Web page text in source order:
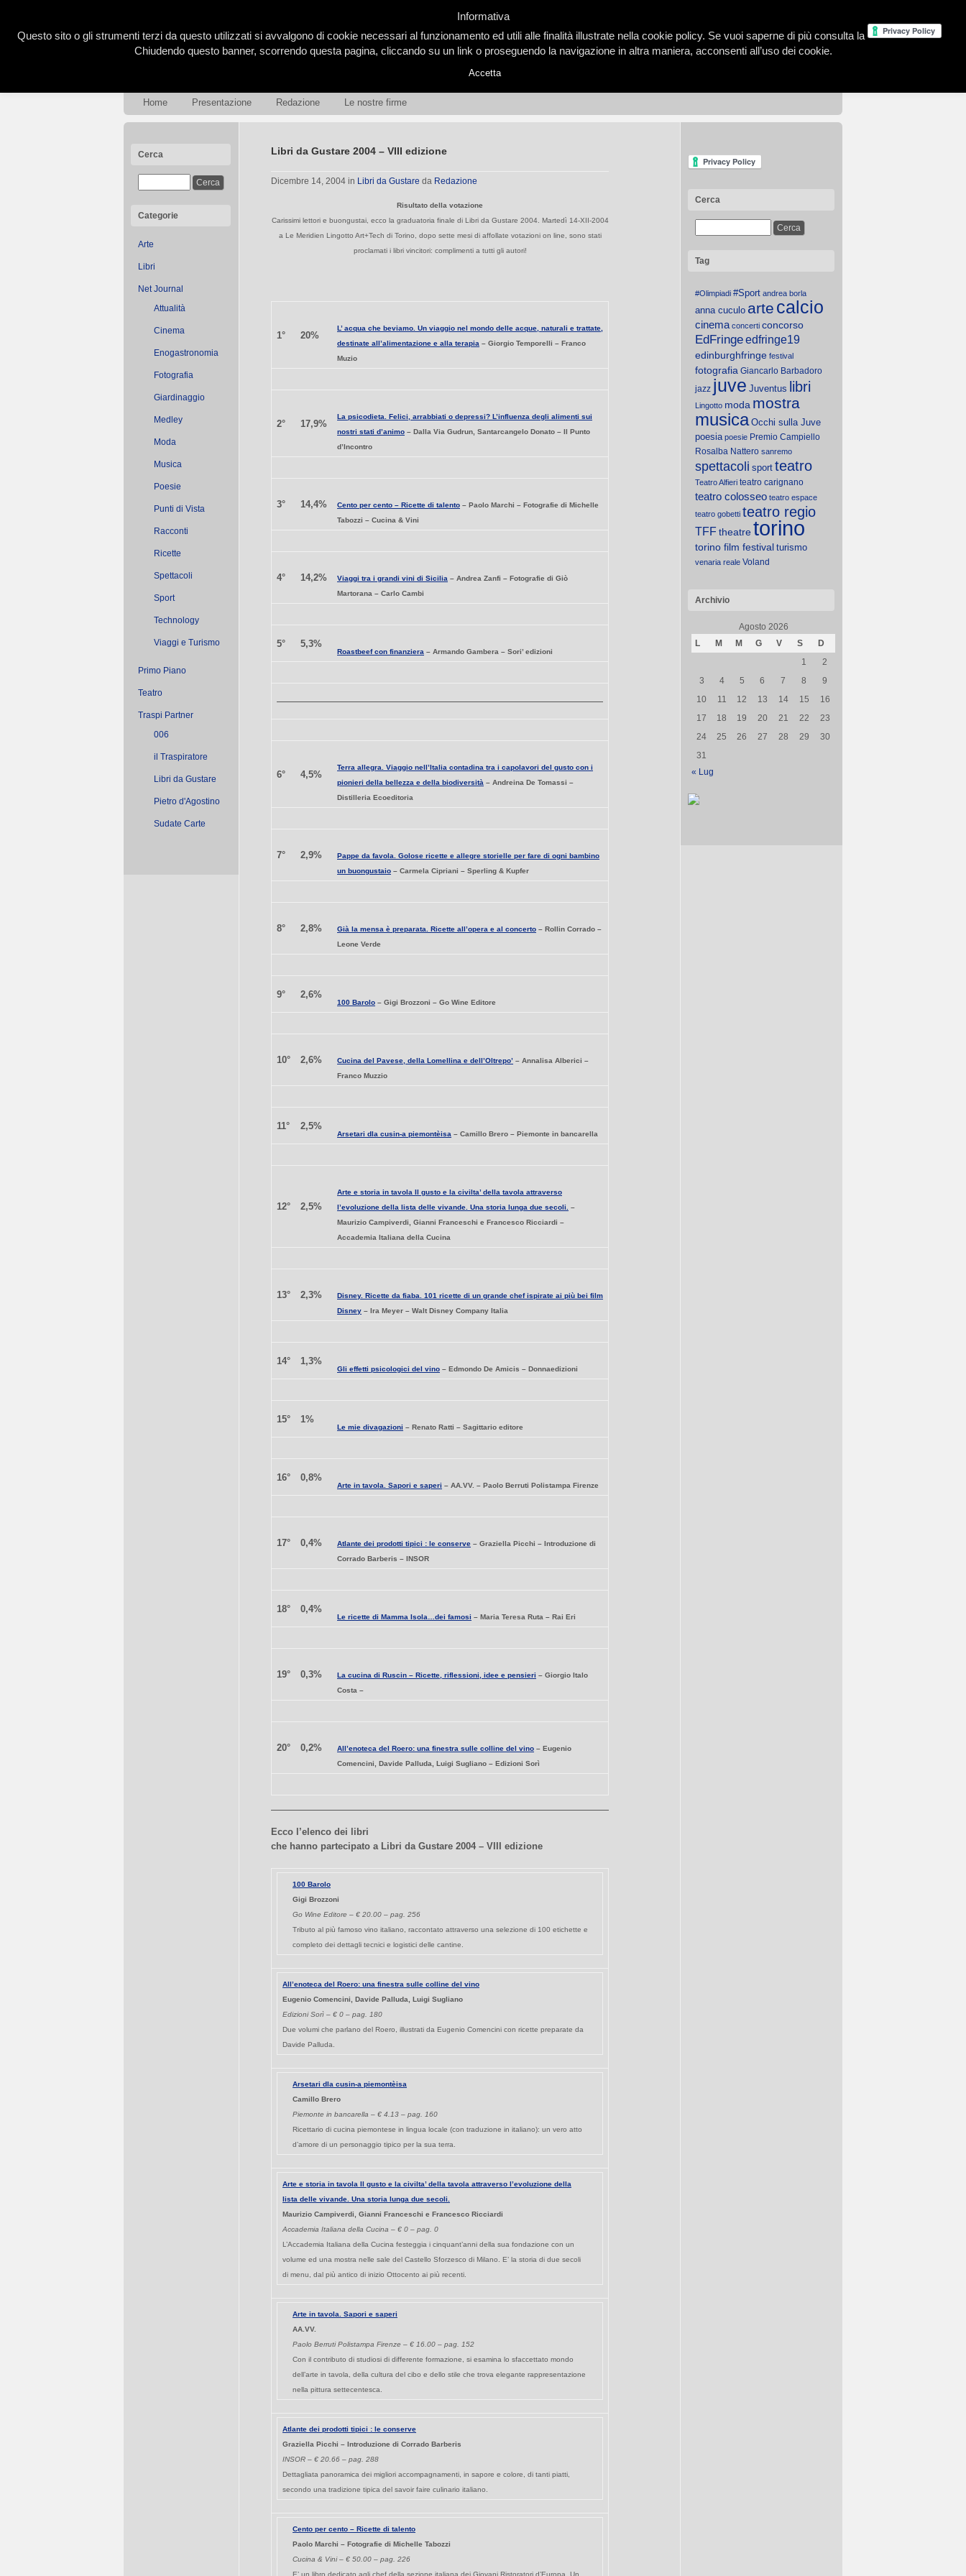
Home Presentazione Redazione Le nostre firme
Cerca
Categorie
Arte
Libri
Net Journal
Attualità
Cinema
Enogastronomia
Fotografia
Giardinaggio
Medley
Moda
Musica
Poesie
Punti di Vista
Racconti
Ricette
Spettacoli
Sport
Technology
Viaggi e Turismo
Primo Piano
Teatro
Traspi Partner
006
il Traspiratore
Libri da Gustare
Pietro d'Agostino
Sudate Carte
Libri da Gustare 2004 – VIII edizione
Dicembre 14, 2004 in Libri da Gustare da Redazione
Risultato della votazione
Carissimi lettori e buongustai, ecco la graduatoria finale di Libri da Gustare 2004. Martedì 14-XII-2004
a Le Meridien Lingotto Art+Tech di Torino, dopo sette mesi di affollate votazioni on line, sono stati
proclamati i libri vincitori: complimenti a tutti gli autori!
1° 20%
L’ acqua che beviamo. Un viaggio nel mondo delle acque, naturali e trattate,
destinate all’alimentazione e alla terapia – Giorgio Temporelli – Franco
Muzio
2° 17,9%
La psicodieta. Felici, arrabbiati o depressi? L’influenza degli alimenti sui
nostri stati d’animo – Dalla Via Gudrun, Santarcangelo Donato – Il Punto
d’Incontro
3° 14,4% Cento per cento – Ricette di talento – Paolo Marchi – Fotografie di Michelle
Tabozzi – Cucina & Vini
4° 14,2% Viaggi tra i grandi vini di Sicilia – Andrea Zanfi – Fotografie di Giò
Martorana – Carlo Cambi
5° 5,3%
Roastbeef con finanziera – Armando Gambera – Sori’ edizioni
6° 4,5%
Terra allegra. Viaggio nell’Italia contadina tra i capolavori del gusto con i
pionieri della bellezza e della biodiversità – Andreina De Tomassi –
Distilleria Ecoeditoria
7° 2,9%
Pappe da favola. Golose ricette e allegre storielle per fare di ogni bambino
un buongustaio – Carmela Cipriani – Sperling & Kupfer
8° 2,8% Già la mensa è preparata. Ricette all’opera e al concerto – Rollin Corrado –
Leone Verde
9° 2,6%
100 Barolo – Gigi Brozzoni – Go Wine Editore
10° 2,6% Cucina del Pavese, della Lomellina e dell’Oltrepo’ – Annalisa Alberici –
Franco Muzzio
11° 2,5%
Arsetari dla cusin-a piemontèisa – Camillo Brero – Piemonte in bancarella
12° 2,5%
Arte e storia in tavola Il gusto e la civilta’ della tavola attraverso
l’evoluzione della lista delle vivande. Una storia lunga due secoli.
–
Maurizio Campiverdi, Gianni Franceschi e Francesco Ricciardi –
Accademia Italiana della Cucina
13° 2,3%
Disney. Ricette da fiaba. 101 ricette di un grande chef ispirate ai più bei film
Disney – Ira Meyer – Walt Disney Company Italia
14° 1,3%
Gli effetti psicologici del vino – Edmondo De Amicis – Donnaedizioni
15° 1%
Le mie divagazioni – Renato Ratti – Sagittario editore
16° 0,8%
Arte in tavola. Sapori e saperi – AA.VV. – Paolo Berruti Polistampa Firenze
17° 0,4% Atlante dei prodotti tipici : le conserve – Graziella Picchi – Introduzione di
Corrado Barberis – INSOR
18° 0,4%
Le ricette di Mamma Isola…dei famosi – Maria Teresa Ruta – Rai Eri
19° 0,3% La cucina di Ruscin – Ricette, riflessioni, idee e pensieri – Giorgio Italo
Costa –
20° 0,2% All’enoteca del Roero: una finestra sulle colline del vino – Eugenio
Comencini, Davide Palluda, Luigi Sugliano – Edizioni Sorì
Ecco l’elenco dei libri
che hanno partecipato a Libri da Gustare 2004 – VIII edizione
100 Barolo
Gigi Brozzoni
Go Wine Editore – € 20.00 – pag. 256
Tributo al più famoso vino italiano, raccontato attraverso una selezione di 100 etichette e
completo dei dettagli tecnici e logistici delle cantine.
All’enoteca del Roero: una finestra sulle colline del vino
Eugenio Comencini, Davide Palluda, Luigi Sugliano
Edizioni Sorì – € 0 – pag. 180
Due volumi che parlano del Roero, illustrati da Eugenio Comencini con ricette preparate da
Davide Palluda.
Arsetari dla cusin-a piemontèisa
Camillo Brero
Piemonte in bancarella – € 4.13 – pag. 160
Ricettario di cucina piemontese in lingua locale (con traduzione in italiano): un vero atto
d’amore di un personaggio tipico per la sua terra.
Arte e storia in tavola Il gusto e la civilta’ della tavola attraverso l’evoluzione della
lista delle vivande. Una storia lunga due secoli.
Maurizio Campiverdi, Gianni Franceschi e Francesco Ricciardi
Accademia Italiana della Cucina – € 0 – pag. 0
L’Accademia Italiana della Cucina festeggia i cinquant’anni della sua fondazione con un
volume ed una mostra nelle sale del Castello Sforzesco di Milano. E’ la storia di due secoli
di menu, dal più antico di inizio Ottocento ai più recenti.
Arte in tavola. Sapori e saperi
AA.VV.
Paolo Berruti Polistampa Firenze – € 16.00 – pag. 152
Con il contributo di studiosi di differente formazione, si esamina lo sfaccettato mondo
dell’arte in tavola, della cultura del cibo e dello stile che trova elegante rappresentazione
nella pittura settecentesca.
Atlante dei prodotti tipici : le conserve
Graziella Picchi – Introduzione di Corrado Barberis
INSOR – € 20.66 – pag. 288
Dettagliata panoramica dei migliori accompagnamenti, in sapore e colore, di tanti piatti,
secondo una tradizione tipica del savoir faire culinario italiano.
Cento per cento – Ricette di talento
Paolo Marchi – Fotografie di Michelle Tabozzi
Cucina & Vini – € 50.00 – pag. 226
E’ un libro dedicato agli chef della sezione italiana dei Giovani Ristoratori d’Europa. Un
Cerca
Tag
#Olimpiadi #Sport andrea borla
anna cuculo arte calcio
cinema concerti concorso
EdFringeedfringe19
edinburghfringe festival
fotografia Giancarlo Barbadoro
jazz juve Juventus libri
Lingotto moda mostra
musica Occhi sulla Juve
poesia poesie Premio Campiello
Rosalba Nattero sanremo
spettacoli sport teatro
Teatro Alfieri teatro carignano
teatro colosseo teatro espace
teatro gobetti teatro regio
TFFtheatretorino
torino film festival turismo
venaria reale Voland
Archivio
Agosto 2026
L
M M G V S
D
1
2
3
4 5 6 7 8
9
10
11 12 13 14 15
16
17
18 19 20 21 22
23
24
25 26 27 28 29
30
31
« Lug
Informativa
Questo sito o gli strumenti terzi da questo utilizzati si avvalgono di cookie necessari al funzionamento ed utili alle finalità illustrate nella cookie policy. Se vuoi saperne di più consulta la
Chiudendo questo banner, scorrendo questa pagina, cliccando su un link o proseguendo la navigazione in altra maniera, acconsenti all’uso dei cookie.
Accetta